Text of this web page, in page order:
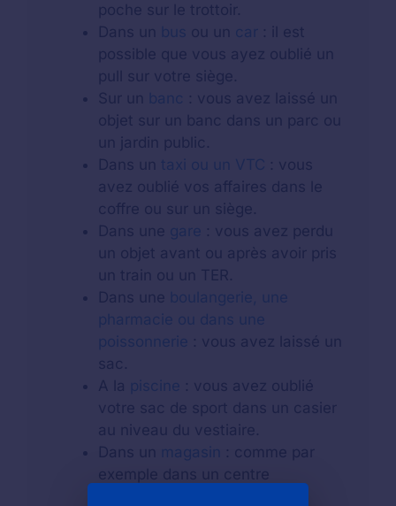
poche sur le trottoir.
Dans un bus ou un car : il est
possible que vous ayez oublié un
pull sur votre siège.
Sur un banc : vous avez laissé un
objet sur un banc dans un parc ou
un jardin public.
Dans un taxi ou un VTC : vous
avez oublié vos affaires dans le
coffre ou sur un siège.
Dans une gare : vous avez perdu
un objet avant ou après avoir pris
un train ou un TER.
Dans une boulangerie, une
pharmacie ou dans une
poissonnerie : vous avez laissé un
sac.
A la piscine : vous avez oublié
votre sac de sport dans un casier
au niveau du vestiaire.
Dans un magasin : comme par
exemple dans un centre